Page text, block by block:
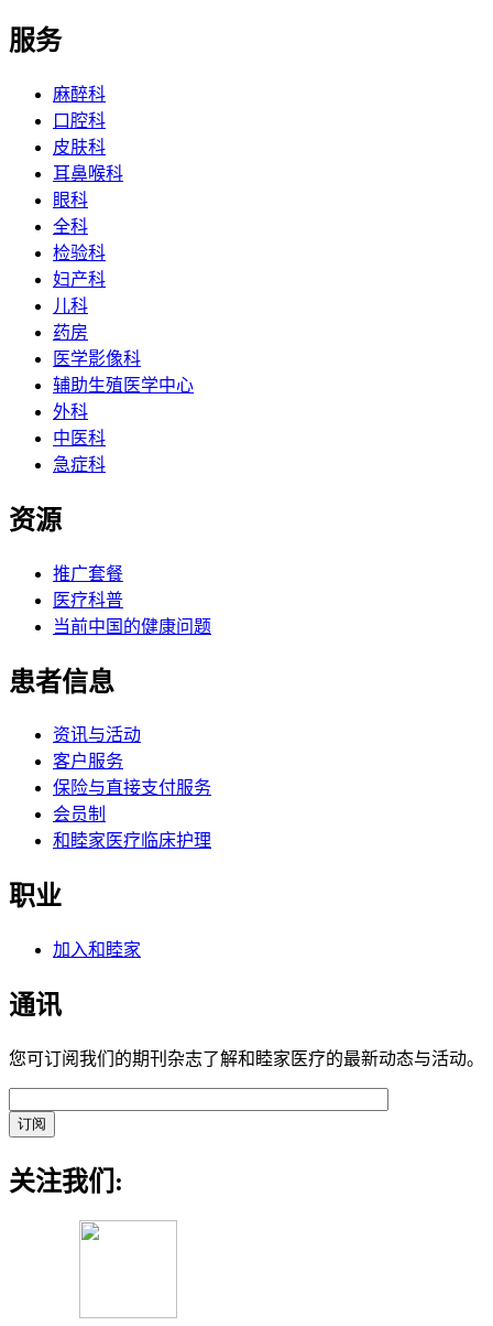
服务
麻醉科
口腔科
皮肤科
耳鼻喉科
眼科
全科
检验科
妇产科
儿科
药房
医学影像科
辅助生殖医学中心
外科
中医科
急症科
资源
推广套餐
医疗科普
当前中国的健康问题
患者信息
资讯与活动
客户服务
保险与直接支付服务
会员制
和睦家医疗临床护理
职业
加入和睦家
通讯
您可订阅我们的期刊杂志了解和睦家医疗的最新动态与活动。
关注我们: